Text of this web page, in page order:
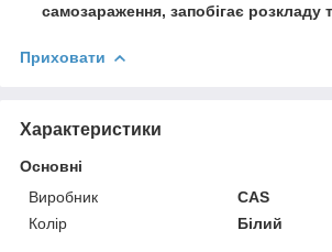
самозараження, запобігає розкладу
Приховати
Характеристики
Основні
Виробник
CAS
Колір
Білий